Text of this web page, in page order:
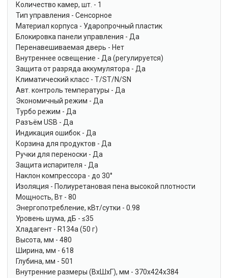
Количество камер, шт. - 1
Тип управления - Сенсорное
Материал корпуса - Ударопрочный пластик
Блокировка панели управления - Да
Перенавешиваемая дверь - Нет
Внутреннее освещение - Да (регулируется)
Защита от разряда аккумулятора - Да
Климатический класс - T/ST/N/SN
Авт. контроль температуры - Да
Экономичный режим - Да
Турбо режим - Да
Разъём USB - Да
Индикация ошибок - Да
Корзина для продуктов - Да
Ручки для переноски - Да
Защита испарителя - Да
Наклон компрессора - до 30°
Изоляция - Полиуретановая пена высокой плотности
Мощность, Вт - 80
Энергопотребление, кВт/сутки - 0.98
Уровень шума, дБ - ≤35
Хладагент - R134a (50 г)
Высота, мм - 480
Ширина, мм - 618
Глубина, мм - 501
Внутренние размеры (ВxШxГ), мм - 370x424x384